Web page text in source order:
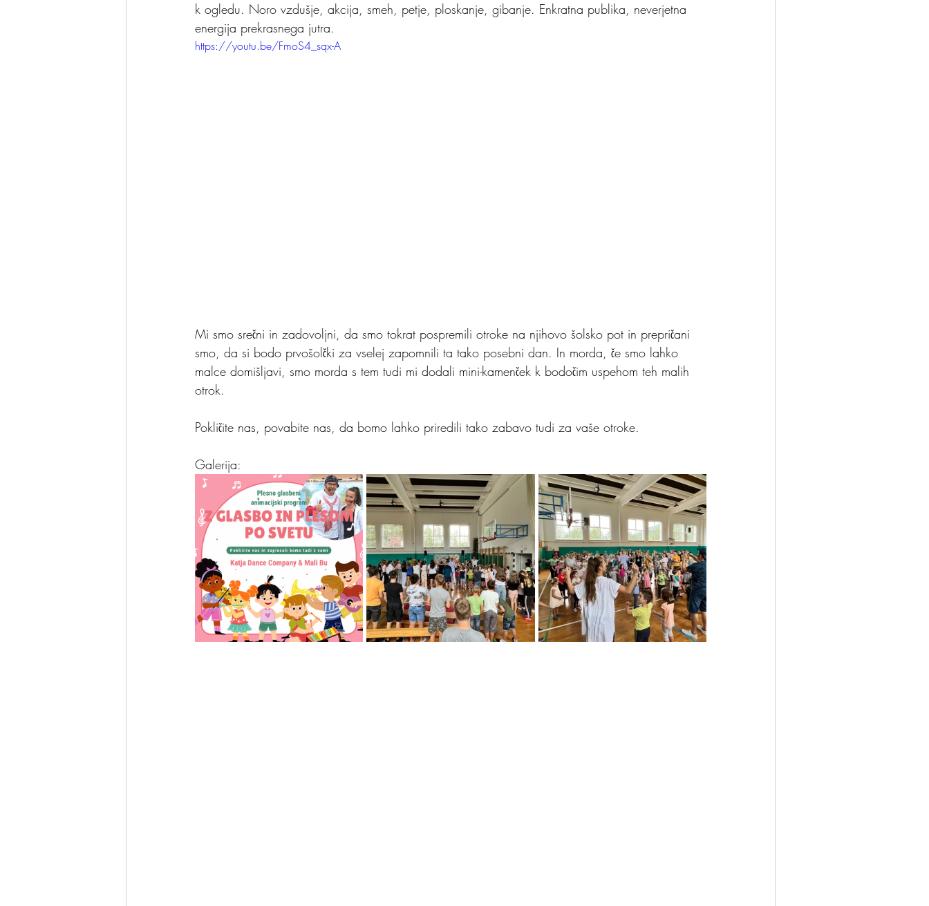
k ogledu. Noro vzdušje, akcija, smeh, petje, ploskanje, gibanje. Enkratna publika, neverjetna
energija prekrasnega jutra.
https://youtu.be/FmoS4_sqx-A
Mi smo srečni in zadovoljni, da smo tokrat pospremili otroke na njihovo šolsko pot in prepričani
smo, da si bodo prvošolčki za vselej zapomnili ta tako posebni dan. In morda, če smo lahko
malce domišljavi, smo morda s tem tudi mi dodali mini-kamenček k bodočim uspehom teh malih
otrok.
Pokličite nas, povabite nas, da bomo lahko priredili tako zabavo tudi za vaše otroke.
Galerija: